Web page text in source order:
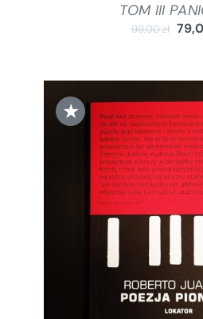
TOM III
99,00zł
★
DODAJ DO KOSZYKA /